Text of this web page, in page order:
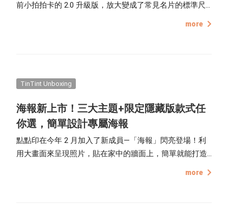
前小拍拍卡的 2.0 升級版，放大變成了常見名片的標準尺
more
TinTint Unboxing
海報新上市！三大主題+限定隱藏版款式任
你選，簡單設計專屬海報
點點印在今年 2 月加入了新成員—「海報」閃亮登場！利
用大畫面來呈現照片，貼在家中的牆面上，簡單就能打造
more